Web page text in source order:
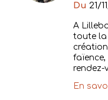
Du 21/
A
toute la
rendez-
En